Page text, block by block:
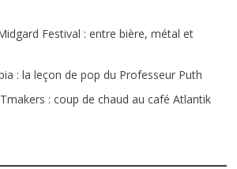
Festival : entre bière, métal et
: la leçon de pop du Professeur Puth
: coup de chaud au café Atlantik